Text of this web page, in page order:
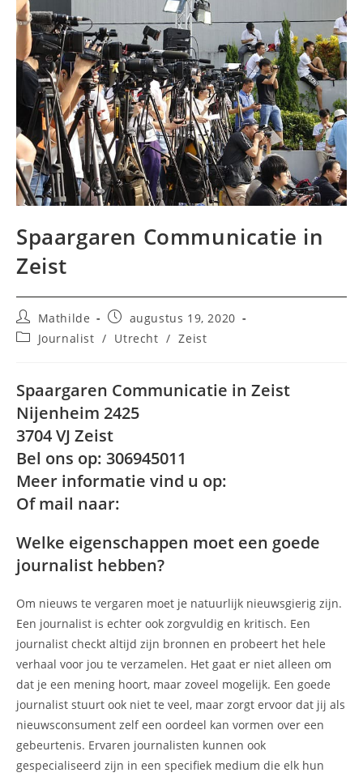
Spaargaren Communicatie in
Zeist
Bericht
auteur:
Mathilde
Bericht
gepubliceerd
op:
augustus 19, 2020
Berichtcategorie:
Journalist / Utrecht / Zeist
Spaargaren Communicatie in Zeist
Nijenheim 2425
3704 VJ Zeist
Bel ons op: 306945011
Meer informatie vind u op:
Of mail naar:
Welke eigenschappen moet een goede
journalist hebben?
Om nieuws te vergaren moet je natuurlijk nieuwsgierig zijn.
Een journalist is echter ook zorgvuldig en kritisch. Een
journalist checkt altijd zijn bronnen en probeert het hele
verhaal voor jou te verzamelen. Het gaat er niet alleen om
dat je een mening hoort, maar zoveel mogelijk. Een goede
journalist stuurt ook niet te veel, maar zorgt ervoor dat jij als
nieuwsconsument zelf een oordeel kan vormen over een
gebeurtenis. Ervaren journalisten kunnen ook
gespecialiseerd zijn in een specifiek medium die elk hun